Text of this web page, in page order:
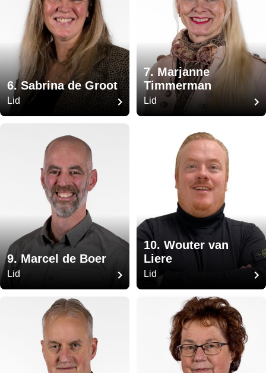
6. Sabrina de Groot
Lid
7. Marjanne
Timmerman
Lid
9. Marcel de Boer
Lid
10. Wouter van
Liere
Lid